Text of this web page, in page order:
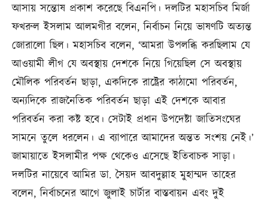
আসায় সন্তোষ প্রকাশ করেছে বিএনপি। দলটির মহাসচিব মির্জা
ফখরুল ইসলাম আলমগীর বলেন, নির্বাচন নিয়ে ভাষণটি অত্যন্ত
জোরালো ছিল। মহাসচিব বলেন, ‘আমরা উপলব্ধি করছিলাম যে
আওয়ামী লীগ যে অবস্থায় দেশকে নিয়ে গিয়েছিল সে অবস্থায়
মৌলিক পরিবর্তন ছাড়া, একদিকে রাষ্ট্রের কাঠামো পরিবর্তন,
অন্যদিকে রাজনৈতিক পরিবর্তন ছাড়া এই দেশকে আবার
পরিবর্তন করা কষ্ট হবে। সেটাই প্রধান উপদেষ্টা জাতিসংঘের
সামনে তুলে ধরলেন। এ ব্যাপারে আমাদের অন্তত সংশয় নেই।’
জামায়াতে ইসলামীর পক্ষ থেকেও এসেছে ইতিবাচক সাড়া।
দলটির নায়েবে আমির ডা. সৈয়দ আবদুল্লাহ মুহাম্মদ তাহের
বলেন, নির্বাচনের আগে জুলাই চার্টার বাস্তবায়ন এবং দুই